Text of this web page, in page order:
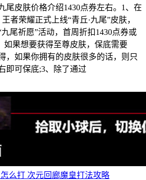
尾皮肤价格介绍1430点券左右。1、在
者荣耀正式上线“青丘·九尾”皮肤，
尾祈愿”活动，首周折扣1430点券或
如果想要获得至尊皮肤，保底需要
，如果你拥有的皮肤很多的话，则只
即可保底;3、除了通过
么打 次元回廊魔皇打法攻略